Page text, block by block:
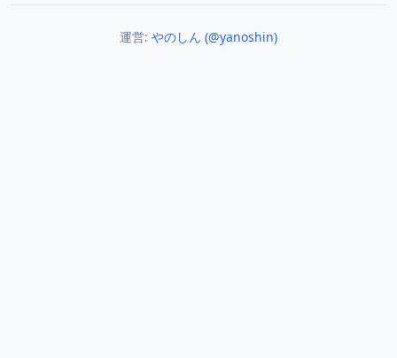
運営: やのしん (@yanoshin)